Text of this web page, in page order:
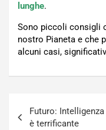
lunghe.
Sono piccoli consigli
nostro Pianeta e che
alcuni casi,
articoli
Futuro:
è terrificante